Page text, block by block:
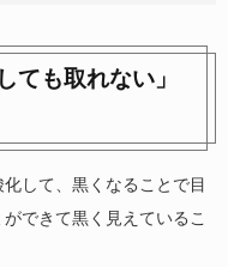
ても取れない」
して、黒くなることで目
できて黒く見えているこ